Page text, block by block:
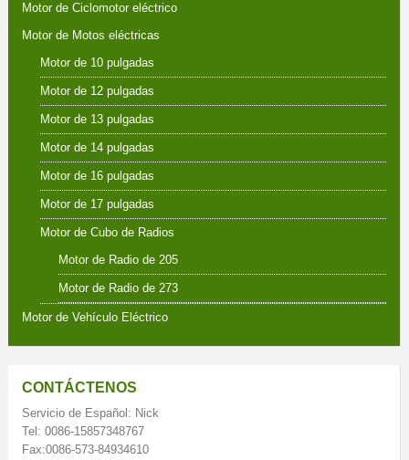
Motor de Ciclomotor eléctrico
Motor de Motos eléctricas
Motor de 10 pulgadas
Motor de 12 pulgadas
Motor de 13 pulgadas
Motor de 14 pulgadas
Motor de 16 pulgadas
Motor de 17 pulgadas
Motor de Cubo de Radios
Motor de Radio de 205
Motor de Radio de 273
Motor de Vehículo Eléctrico
CONTÁCTENOS
Servicio de Español: Nick
Tel: 0086-15857348767
Fax:0086-573-84934610